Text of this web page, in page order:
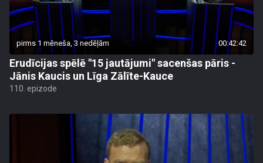
pirms 1 mēneša, 3 nedēļām 00:42:42
Erudīcijas spēlē "15 jautājumi" sacenšas pāris -
Jānis Kaucis un Līga Zālīte-Kauce
110. epizode